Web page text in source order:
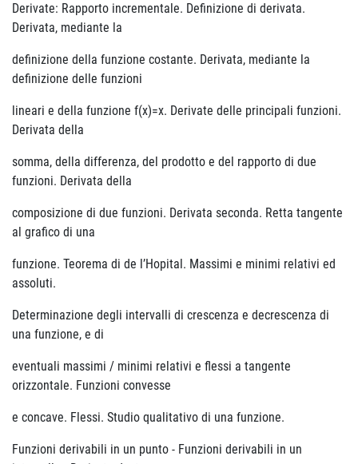
Derivate: Rapporto incrementale. Definizione di derivata.
Derivata, mediante la
definizione della funzione costante. Derivata, mediante la
definizione delle funzioni
lineari e della funzione f(x)=x. Derivate delle principali funzioni.
Derivata della
somma, della differenza, del prodotto e del rapporto di due
funzioni. Derivata della
composizione di due funzioni. Derivata seconda. Retta tangente
al grafico di una
funzione. Teorema di de l’Hopital. Massimi e minimi relativi ed
assoluti.
Determinazione degli intervalli di crescenza e decrescenza di
una funzione, e di
eventuali massimi / minimi relativi e flessi a tangente
orizzontale. Funzioni convesse
e concave. Flessi. Studio qualitativo di una funzione.
Funzioni derivabili in un punto - Funzioni derivabili in un